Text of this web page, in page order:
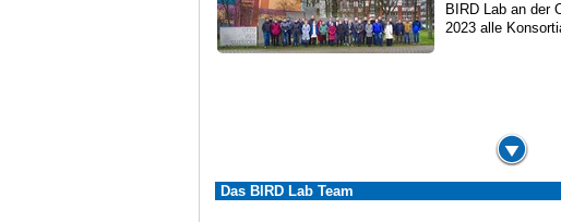
BIRD Lab an der
2023 alle
Das BIRD Lab Team